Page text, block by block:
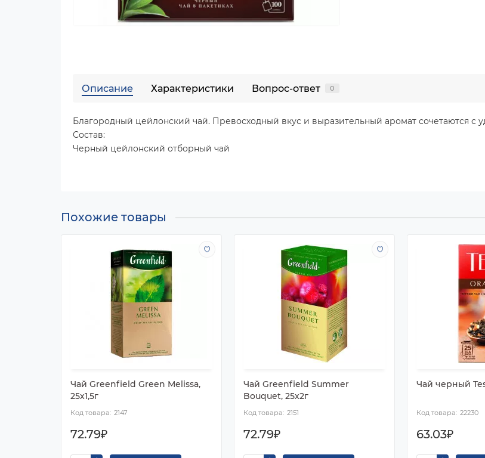
Описание Характеристики Вопрос-ответ 0
Благородный цейлонский чай. Превосходный вкус и выразительный аромат сочетаются с
Состав:
Черный цейлонский отборный чай
Похожие товары
Чай Greenfield Green Melissa,
25х1,5г
2147
72.79₽
Чай Greenfield Summer
Bouquet, 25х2г
2151
72.79₽
Чай черный
22230
63.03₽